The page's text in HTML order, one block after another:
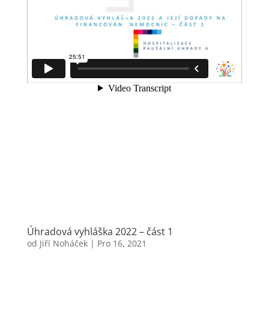
Úhradová vyhláška 2022 – část 1
od Jiří Noháček| Pro 16, 2021